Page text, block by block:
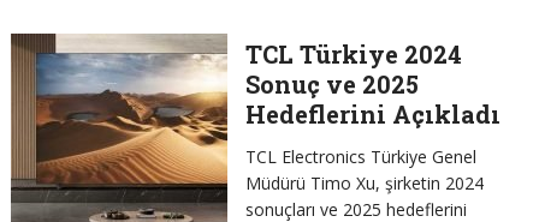
TCL Türkiye 2024
Sonuç ve 2025
Hedeflerini Açıkladı
TCL Electronics Türkiye Genel
Müdürü Timo Xu, şirketin 2024
sonuçları ve 2025 hedeflerini